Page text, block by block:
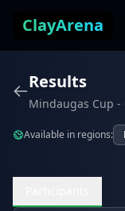
ClayArena
Results
Mindaugas Cup -
Available in regions: